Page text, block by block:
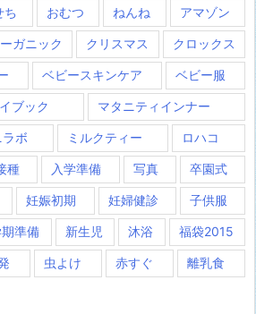
ち おむつ ねんね アマゾン
ガニック クリスマス クロックス
ベビースキンケア ベビー服
ブック マタニティインナー
ラボ ミルクティー ロハコ
種 入学準備 写真 卒園式
妊娠初期 妊婦健診 子供服
準備 新生児 沐浴 福袋2015
虫よけ 赤すぐ 離乳食